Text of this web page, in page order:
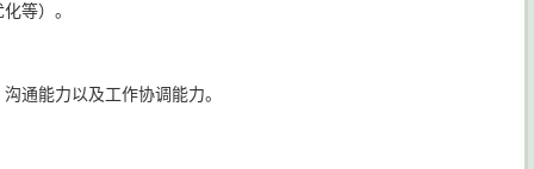
等）。
通能力以及工作协调能力。